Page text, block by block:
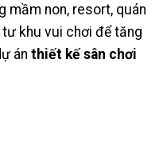
mầm non, resort, quán
khu vui chơi để tăng
án thiết kế sân chơi